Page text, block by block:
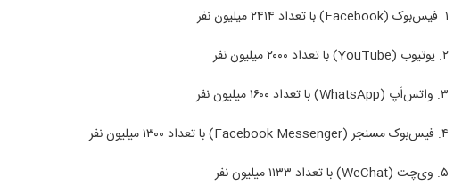
۱. فیس‌بوک (Facebook) با تعداد ۲۴۱۴ میلیون نفر
۲. یوتیوب (YouTube) با تعداد ۲۰۰۰ میلیون نفر
۳. واتس‌اَپ (WhatsApp) با تعداد ۱۶۰۰ میلیون نفر
۴. فیس‌بوک مسنجر (Facebook Messenger) با تعداد ۱۳۰۰ میلیون نفر
۵. وی‌چت (WeChat) با تعداد ۱۱۳۳ میلیون نفر